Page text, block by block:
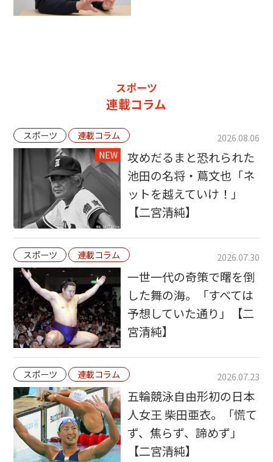
スポーツ
連載コラム
スポーツ 連載コラム 2026.08.06
NEW
攻めだるまと恐れられた
池田の名将・蔦文也「ネ
ットを越えていけ！」
【二宮清純】
スポーツ 連載コラム 2026.07.30
一世一代の奇策で曙を倒
した舞の海。「すべては
予想していた通り」【二
宮清純】
スポーツ 連載コラム 2026.07.23
五輪競泳自由形初の日本
人女王 柴田亜衣。「慌て
ず、焦らず、諦めず」
【二宮清純】